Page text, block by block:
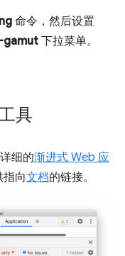
命令，然后设置
gamut 下拉菜单。
具
细的渐进式 Web 应
向文档的链接。